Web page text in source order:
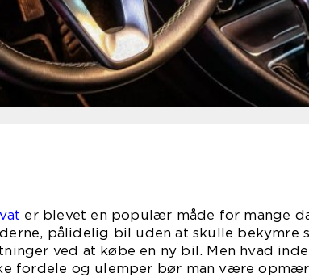
er blevet en populær måde for mange
pålidelig bil uden at skulle bekymre
ved at købe en ny bil. Men hvad
fordele og ulemper bør man være